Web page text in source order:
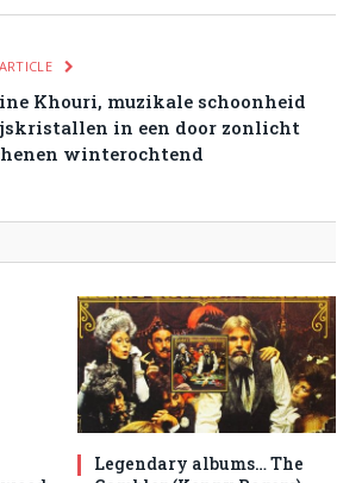
Khouri, muzikale schoonheid
in een door zonlicht
winterochtend
Legendary albums… The